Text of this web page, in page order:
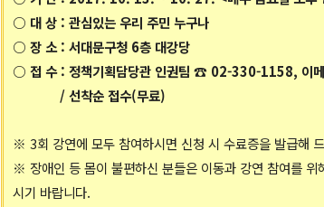
○ 대 상 : 관심있는 우리 주민 누구나
○ 장 소 : 서대문구청 6층 대강당
○ 접 수 : 정책기획담당관 인권팀 ☎ 02-330-1158,
/ 선착순 접수(무료)
※ 3회 강연에 모두 참여하시면 신청 시 수료증을 발급해
※ 장애인 등 몸이 불편하신 분들은 이동과 강연 참여를 위
시기 바랍니다.